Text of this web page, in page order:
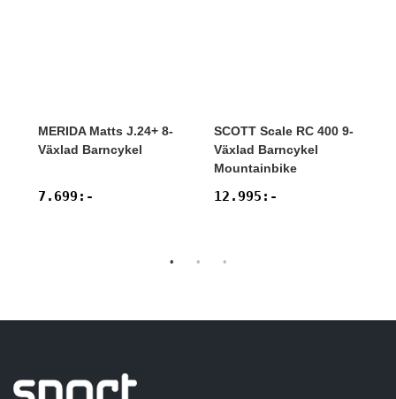
MERIDA Matts J.24+ 8-
Växlad Barncykel
7.699 :-
SCOTT Scale RC 400 9-
Växlad Barncykel
Mountainbike
12.995 :-